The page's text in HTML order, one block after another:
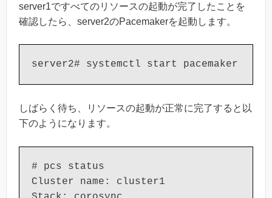
server1ですべてのリソースの起動が完了したことを
確認したら、server2のPacemakerを起動します。
server2# systemctl start pacemaker
しばらく待ち、リソースの起動が正常に完了すると以
下のようになります。
# pcs status
Cluster name: cluster1